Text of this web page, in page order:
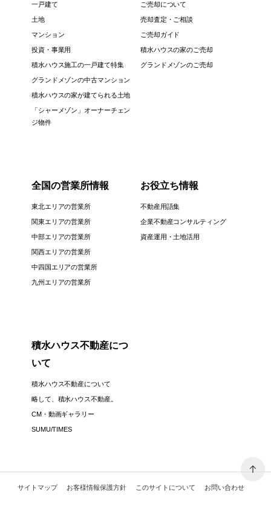
一戸建て
土地
マンション
投資・事業用
積水ハウス施工の一戸建て特集
グランドメゾンの中古マンション
積水ハウスの家が建てられる土地
「シャーメゾン」オーナーチェン
ジ物件
ご売却について
売却査定・ご相談
ご売却ガイド
積水ハウスの家のご売却
グランドメゾンのご売却
全国の営業所情報
東北エリアの営業所
関東エリアの営業所
中部エリアの営業所
関西エリアの営業所
中四国エリアの営業所
九州エリアの営業所
お役立ち情報
不動産用語集
企業不動産コンサルティング
資産運用・土地活用
積水ハウス不動産につ
いて
積水ハウス不動産について
略して、積水ハウス不動産。
CM・動画ギャラリー
SUMU/TIMES
サイトマップ お客様情報保護方針 このサイトについて お問い合わせ